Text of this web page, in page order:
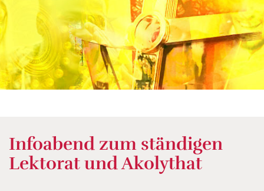
Infoabend zum ständigen
Lektorat und Akolythat